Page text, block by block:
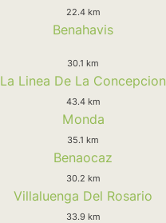
22.4 km
Benahavis
30.1 km
La Linea De La Concepcion
43.4 km
Monda
35.1 km
Benaocaz
30.2 km
Villaluenga Del Rosario
33.9 km